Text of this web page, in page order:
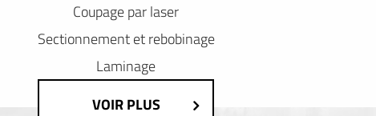
Coupage par laser
Sectionnement et rebobinage
Laminage
VOIR PLUS